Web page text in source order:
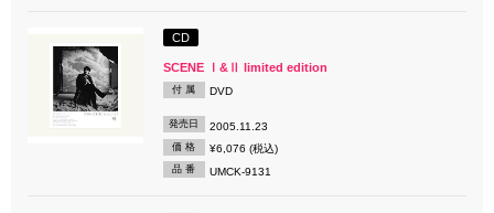
CD
SCENE Ⅰ&Ⅱ limited edition
付 属 DVD
発売日 2005.11.23
価 格 ¥6,076 (税込)
品 番 UMCK-9131